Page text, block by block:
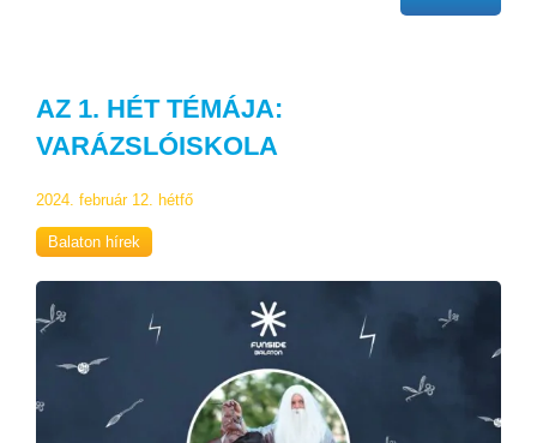
AZ 1. HÉT TÉMÁJA:
VARÁZSLÓISKOLA
2024. február 12. hétfő
Balaton hírek